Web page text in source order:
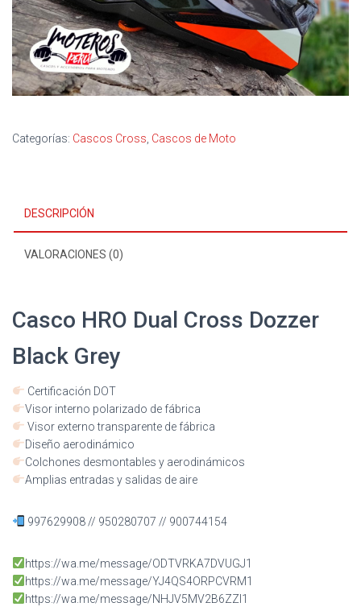
Categorías: Cascos Cross Cascos de Moto
DESCRIPCIÓN
VALORACIONES (0)
Casco HRO Dual Cross Dozzer
Black Grey
Certificación DOT
Visor interno polarizado de fábrica
Visor externo transparente de fábrica
Diseño aerodinámico
Colchones desmontables y aerodinámicos
Amplias entradas y salidas de aire
997629908 // 950280707 // 900744154
https://wa.me/message/ODTVRKA7DVUGJ1
https://wa.me/message/YJ4QS4ORPCVRM1
https://wa.me/message/NHJV5MV2B6ZZI1